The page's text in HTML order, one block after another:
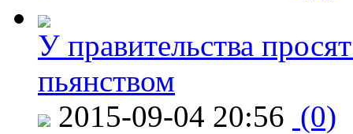
У правительства
пьянством
2015-09-04 20:56 (0)